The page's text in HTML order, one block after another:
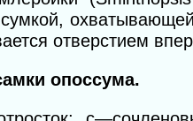
отверстием
опоссума.